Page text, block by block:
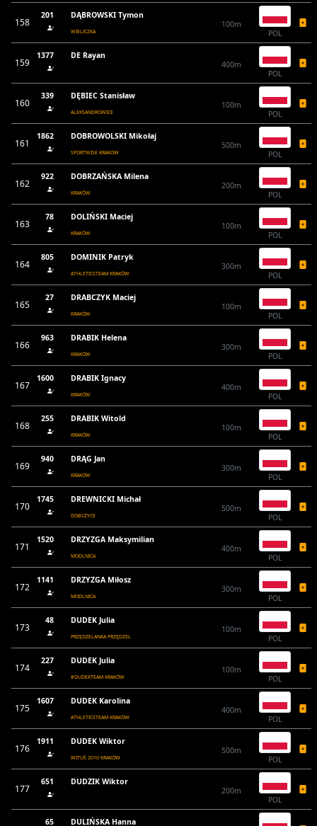
158
201 DĄBROWSKI Tymon
WIELICZKA
100m
POL
159
1377
DE Rayan
400m
POL
160
339 DĘBIEC Stanisław
ALEKSANDROWICE
100m
POL
161
1862 DOBROWOLSKI Mikołaj
SPORTWISE KRAKOW
500m
POL
162
922 DOBRZAŃSKA Milena
KRAKÓW
200m
POL
163
78 DOLIŃSKI Maciej
KRAKÓW
100m
POL
164
805 DOMINIK Patryk
ATHLETICSTEAM KRAKÓW
300m
POL
165
27 DRABCZYK Maciej
KRAKÓW
100m
POL
166
963 DRABIK Helena
KRAKÓW
300m
POL
167
1600 DRABIK Ignacy
KRAKÓW
400m
POL
168
255 DRABIK Witold
KRAKÓW
100m
POL
169
940 DRĄG Jan
KRAKÓW
300m
POL
170
1745 DREWNICKI Michał
DOBCZYCE
500m
POL
171
1520 DRZYZGA Maksymilian
MODLNICA
400m
POL
172
1141 DRZYZGA Miłosz
MODLNICA
300m
POL
173
48 DUDEK Julia
PRZĘDZELANKA PRZĘDZEL
100m
POL
174
227 DUDEK Julia
#DUDEKTEAM KRAKÓW
100m
POL
175
1607 DUDEK Karolina
ATHLETICSTEAM KRAKÓW
400m
POL
176
1911 DUDEK Wiktor
WITUŚ 2010 KRAKÓW
500m
POL
177
651
DUDZIK Wiktor
200m
POL
65 DULIŃSKA Hanna